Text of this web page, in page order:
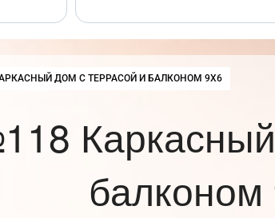
ДОМ С ТЕРРАСОЙ И БАЛКОНОМ 9Х6
балконом